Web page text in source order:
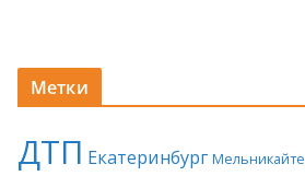
Метки
ДТП Екатеринбург Мельникайте